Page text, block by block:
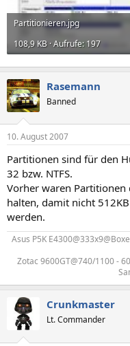
Partitionieren.jpg
108,9 KB · Aufrufe: 197
Rasemann
Banned
10. August 2007
Partitionen sind für den
32 bzw. NTFS.
Vorher waren Partitionen
halten, damit nicht
werden.
Asus P5K
Zotac 9600GT@740/1100 -
Crunkmaster
Lt. Commander